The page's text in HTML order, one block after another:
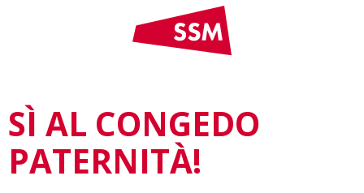
SÌ AL CONGEDO
PATERNITÀ!